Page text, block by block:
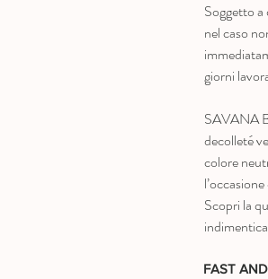
Soggetto
nel caso
giorni
SAVANA
decolleté
colore
Scopri la
FAST